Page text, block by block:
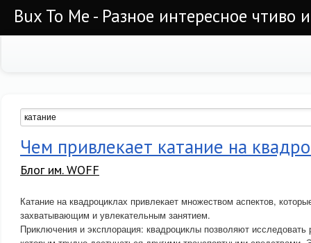
Bux To Me - Разное интересное чтиво
Чем привлекает катание на
Блог им. WOFF
Катание на квадроциклах привлекает множеством аспектов,
захватывающим и увлекательным занятием.
Приключения и эксплорация: квадроциклы позволяют исследовать